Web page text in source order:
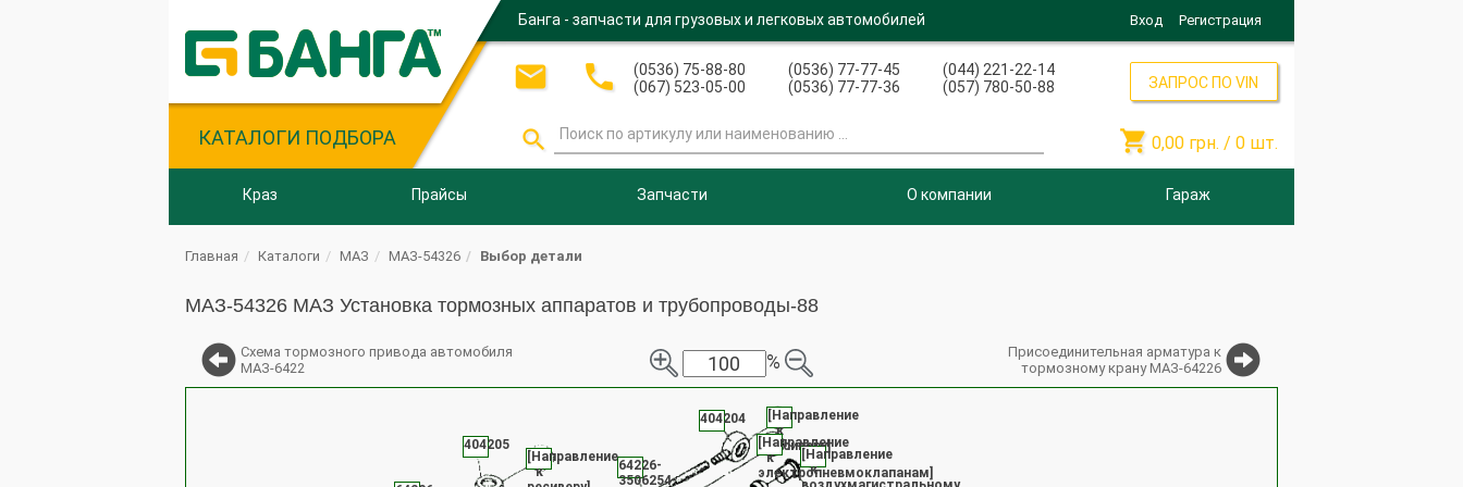
КАТАЛОГИ ПОДБОРА
Банга - запчасти для грузовых и легковых автомобилей Вход Регистрация
 
(0536) 75-88-80
(067) 523-05-00
(0536) 77-77-45
(0536) 77-77-36
(044) 221-22-14
(057) 780-50-88

ЗАПРОС ПО VIN
 0,00 грн. / 0 шт.
Краз Прайсы Запчасти О компании Гараж
Главная Каталоги МАЗ МАЗ-54326 Выбор детали
МАЗ-54326 МАЗ Установка тормозных аппаратов и трубопроводы-88
Схема тормозного привода автомобиля
МАЗ-6422
%
Присоединительная арматура к
тормозному крану МАЗ-64226
404204
64226-
3506254-
[Направление
к
[Направление
к
ресиверу]
[Направление
к
[Направление
к
электропневмоклапанам]
404205